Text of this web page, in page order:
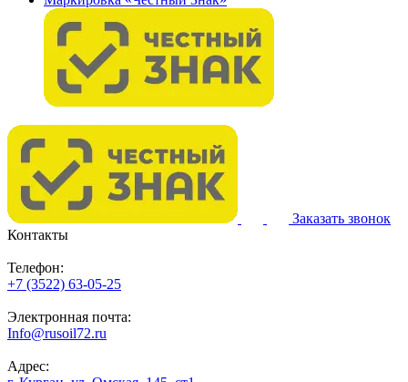
Заказать звонок
Контакты
Телефон:
+7 (3522) 63-05-25
Электронная почта:
Info@rusoil72.ru
Адрес: